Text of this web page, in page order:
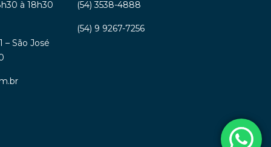
à 18h30
– São José
(54) 3538-4888
(54) 9 9267-7256